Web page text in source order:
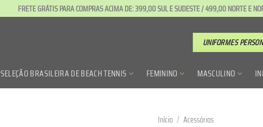
FRETE GRÁTIS PARA COMPRAS ACIMA DE: 399,00 SUL E SUDESTE / 499,00 NORTE E
UNIFORMES
SELEÇÃO BRASILEIRA DE BEACH TENNIS FEMININO MASCULINO
Início / Acessórios